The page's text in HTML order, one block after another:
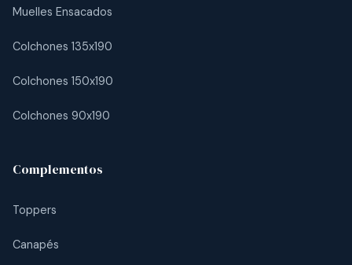
Muelles Ensacados
Colchones 135x190
Colchones 150x190
Colchones 90x190
Complementos
Toppers
Canapés